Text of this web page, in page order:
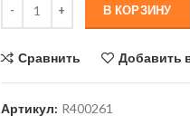
510 грн.
В КОРЗИНУ
Сравнить Добавить
Артикул: R400261